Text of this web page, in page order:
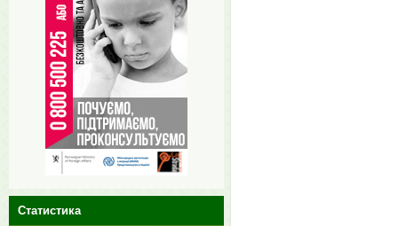
Статистика